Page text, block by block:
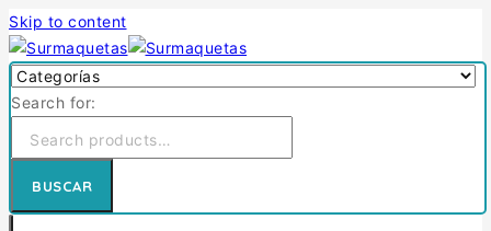
Skip to content
Search for:
BUSCAR